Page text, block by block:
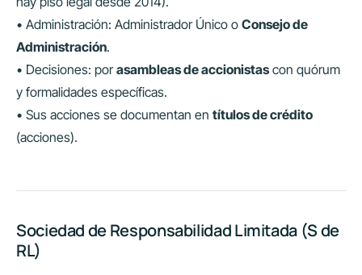
• Administración: Administrador Único o Consejo de
Administración.
• Decisiones: porasambleas de accionistascon quórum
y formalidades específicas.
• Sus acciones se documentan en títulos de crédito
(acciones).
Sociedad de Responsabilidad Limitada (S de
RL)